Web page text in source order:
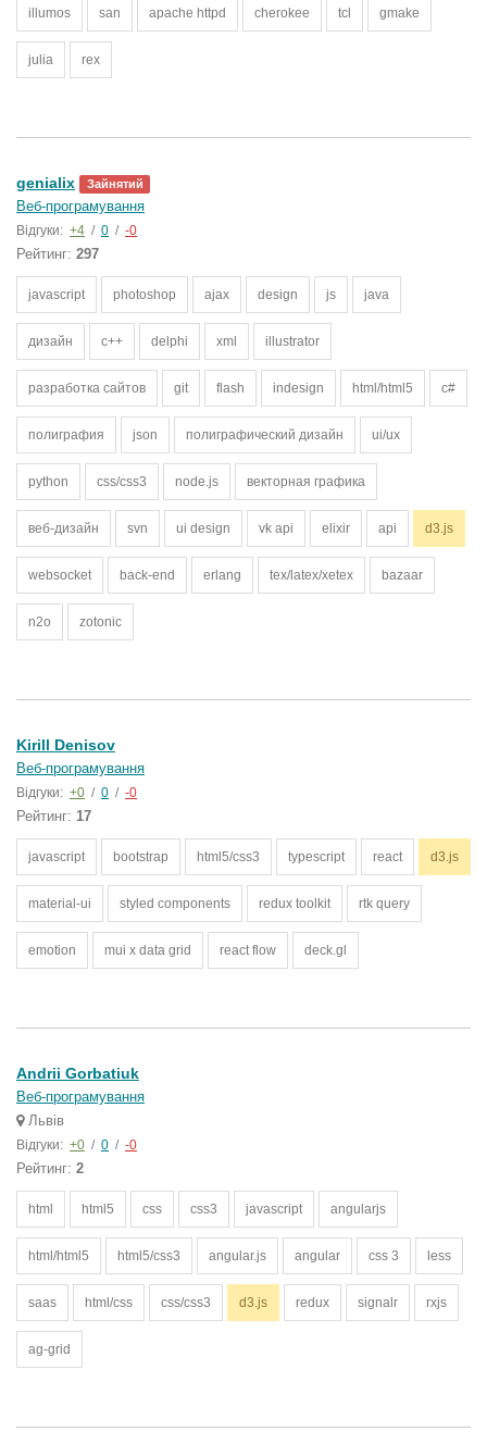
illumos san apache httpd cherokee tcl gmake
julia rex
genialix Зайнятий
Веб-програмування
Відгуки: +4 / 0 / -0
Рейтинг: 297
javascript photoshop ajax design js java
дизайн c++ delphi xml illustrator
разработка сайтов git flash indesign html/html5 c#
полиграфия json полиграфический дизайн ui/ux
python css/css3 node.js векторная графика
веб-дизайн svn ui design vk api elixir api d3.js
websocket back-end erlang tex/latex/xetex bazaar
n2o zotonic
Kirill Denisov
Веб-програмування
Відгуки: +0 / 0 / -0
Рейтинг: 17
javascript bootstrap html5/css3 typescript react d3.js
material-ui styled components redux toolkit rtk query
emotion mui x data grid react flow deck.gl
Andrii Gorbatiuk
Веб-програмування
Львів
Відгуки: +0 / 0 / -0
Рейтинг: 2
html html5 css css3 javascript angularjs
html/html5 html5/css3 angular.js angular css 3 less
saas html/css css/css3 d3.js redux signalr rxjs
ag-grid